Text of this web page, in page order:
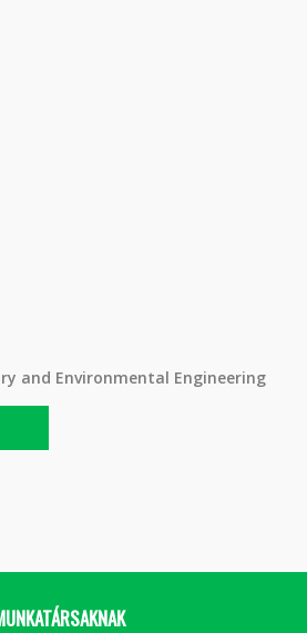
and Environmental Engineering